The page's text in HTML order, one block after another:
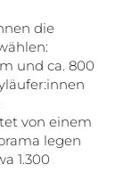
die
und ca. 800
von einem
legen
1.300